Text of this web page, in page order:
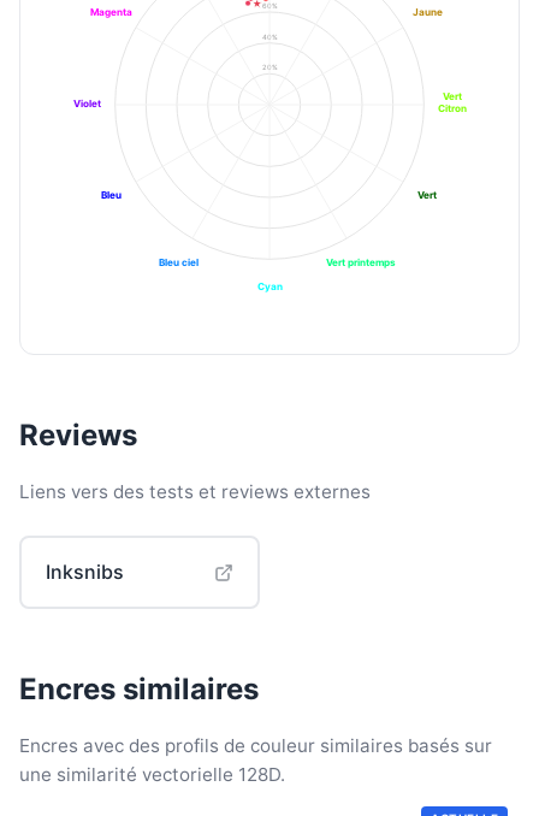
20%
40%
60%
Jaune
Vert
Citron
Vert
Vert printemps
Cyan
Bleu ciel
Bleu
Violet
Magenta
Reviews
Liens vers des tests et reviews externes
Inksnibs
Encres similaires
Encres avec des profils de couleur similaires basés sur
une similarité vectorielle 128D.